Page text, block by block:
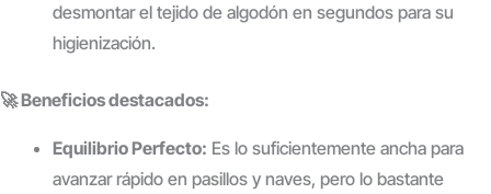
desmontar el tejido de algodón en segundos para su
higienización.
🚀 Beneficios destacados:
Equilibrio Perfecto: Es lo suficientemente ancha para
avanzar rápido en pasillos y naves, pero lo bastante